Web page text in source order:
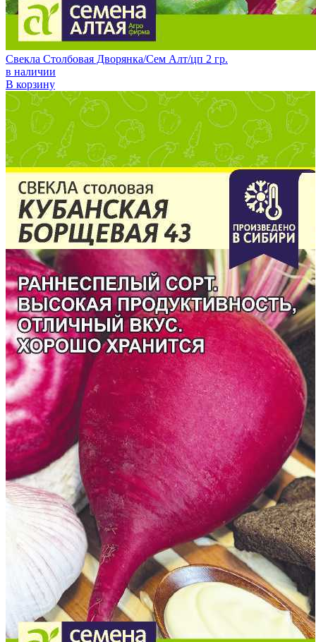
Свекла Столбовая Дворянка/Сем Алт/цп 2 гр.
в наличии
В корзину